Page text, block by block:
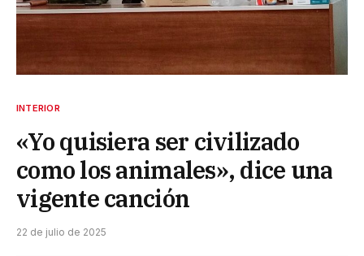
INTERIOR
«Yo quisiera ser civilizado
como los animales», dice una
vigente canción
22 de julio de 2025